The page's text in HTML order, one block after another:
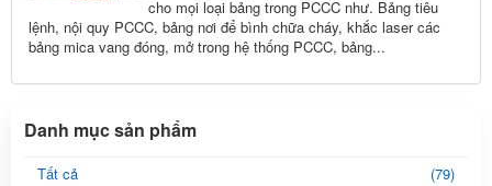
cho mọi loại bảng trong PCCC như. Bảng tiêu
lệnh, nội quy PCCC, bảng nơi để bình chữa cháy, khắc laser các
bảng mica vang đóng, mở trong hệ thống PCCC, bảng...
Danh mục sản phẩm
Tất cả
(79)